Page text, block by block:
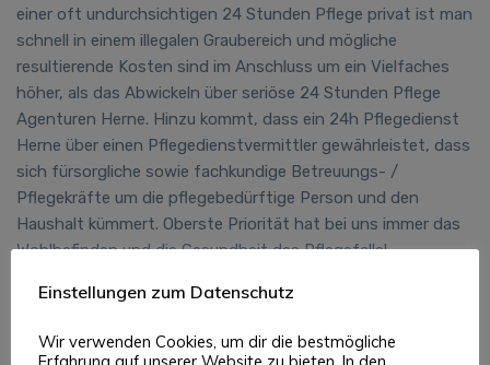
einer oft undurchsichtigen 24 Stunden Pflege privat ist man
schnell in einem illegalen Graubereich und mögliche
resultierende Kosten sind im Anschluss um ein Vielfaches
höher, als das Abwickeln über seriöse 24 Stunden Pflege
Agenturen Herne. Hinzu kommt, dass ein 24h Pflegedienst
Herne über einen Pflegedienstvermittler gewährleistet, dass
sich fürsorgliche sowie fachkundige Betreuungs- /
Pflegekräfte um die pflegebedürftige Person und den
Haushalt kümmert. Oberste Priorität hat bei uns immer das
Wohlbefinden und die Gesundheit des Pflegefalls!
Vorteile der 24 Std Pflege Herne
Die Leistung einer 24 Std Pflege Herne ist in jedem Fall
Einstellungen zum Datenschutz
Wir verwenden Cookies, um dir die bestmögliche